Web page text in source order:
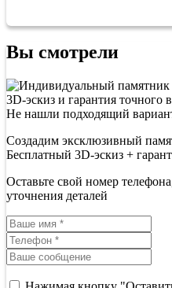
Вы смотрели
Не нашли подходящий
Создадим эксклюзивный
Бесплатный 3D-эскиз +
Оставьте свой номер
уточнения деталей